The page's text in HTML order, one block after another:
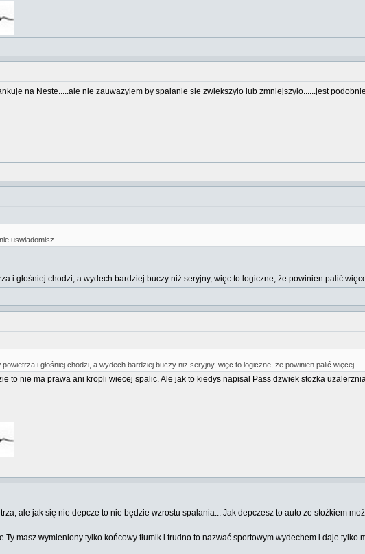
na Neste.....ale nie zauwazylem by spalanie sie zwiekszylo lub zmniejszylo......jest podobnie
uswiadomisz.
i głośniej chodzi, a wydech bardziej buczy niż seryjny, więc to logiczne, że powinien palić
i głośniej chodzi, a wydech bardziej buczy niż seryjny, więc to logiczne, że powinien palić więcej.
to nie ma prawa ani kropli wiecej spalic. Ale jak to kiedys napisal Pass dzwiek stozka
ale jak się nie depcze to nie będzie wzrostu spalania... Jak depczesz to auto ze stożkiem
masz wymieniony tylko końcowy tłumik i trudno to nazwać sportowym wydechem i daje